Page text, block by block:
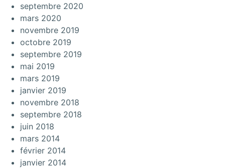
septembre 2020
mars 2020
novembre 2019
octobre 2019
septembre 2019
mai 2019
mars 2019
janvier 2019
novembre 2018
septembre 2018
juin 2018
mars 2014
février 2014
janvier 2014